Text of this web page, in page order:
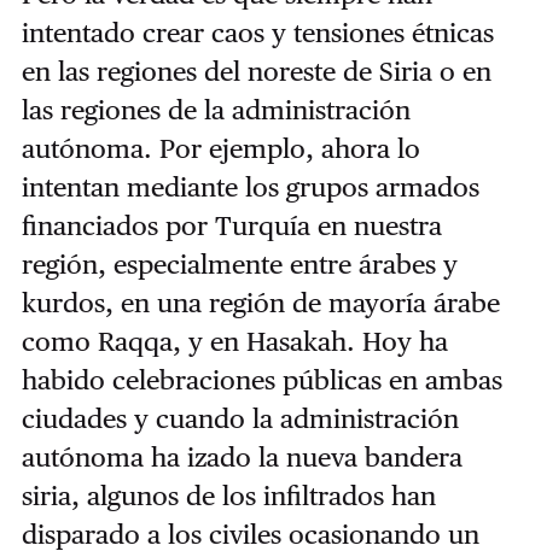
intentado crear caos y tensiones étnicas
en las regiones del noreste de Siria o en
las regiones de la administración
autónoma. Por ejemplo, ahora lo
intentan mediante los grupos armados
financiados por Turquía en nuestra
región, especialmente entre árabes y
kurdos, en una región de mayoría árabe
como Raqqa, y en Hasakah. Hoy ha
habido celebraciones públicas en ambas
ciudades y cuando la administración
autónoma ha izado la nueva bandera
siria, algunos de los infiltrados han
disparado a los civiles ocasionando un